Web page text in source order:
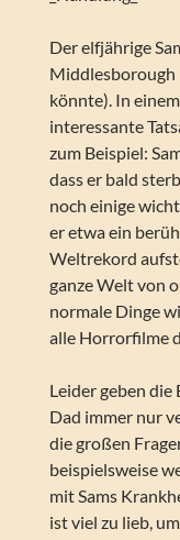
Der elfjährige
Middlesborough
könnte). In
interessante
zum Beispiel:
dass er bald
noch einige
er etwa ein
Weltrekord
ganze Welt von
normale Dinge
alle Horrorfilme
Leider geben
Dad immer nur
die großen
beispielsweise
mit Sams
ist viel zu lieb,